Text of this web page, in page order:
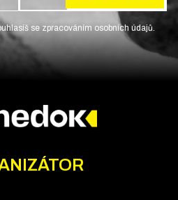
se zpracováním osobních údajů.